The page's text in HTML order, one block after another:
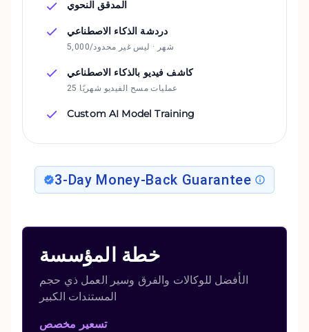
المدقق النحوي
دردشة الذكاء الاصطناعي
5,000/شهر · ليس غير محدود
كاشف فيديو بالذكاء الاصطناعي
25 عمليات مسح الفيديو شهريًا
Custom AI Model Training
3-Day Money-Back Guarantee
خطة المؤسسة
الأفضل للوكالات والفرق وسير العمل ذي حجم
المستندات الكبير
تسعير مخصص